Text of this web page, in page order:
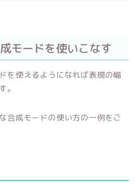
モードを使いこなす
を使えるようになれば表現の幅
。
合成モードの使い方の一例をご